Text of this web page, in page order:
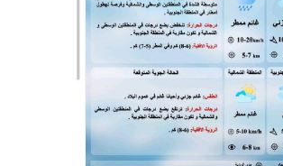
المرحلة المتوسطة
المرحلة الاعدادية
ملازم دراسية
المرحلة الابتدائية